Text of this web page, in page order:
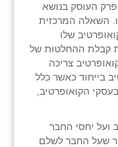
העוסק בנושא
השאלה המרכזית
שלו
קבלת ההחלטות של
צריכה
בייחוד כאשר כלל
הקואופרטיב,
ועל יחסי החבר
שעל החבר לשלם